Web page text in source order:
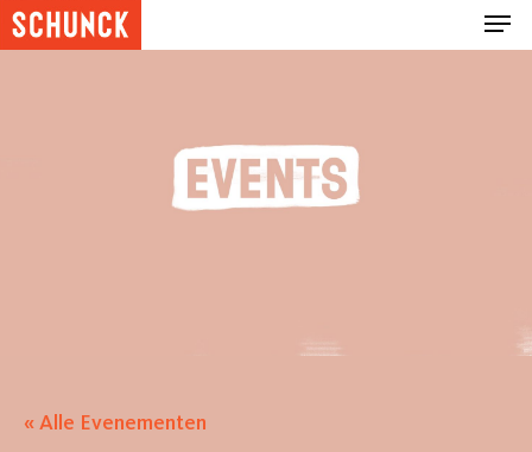
Hit enter to search or ESC to close
« Alle Evenementen